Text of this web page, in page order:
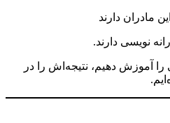
مادران دارند
نویسی دارند.
را آموزش دهیم، نتیجه‌اش را در